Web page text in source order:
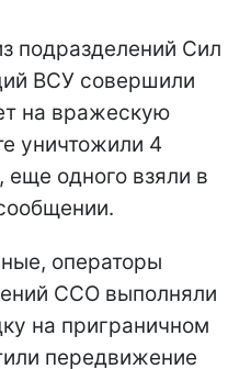
подразделений Сил
ВСУ совершили
на вражескую
уничтожили 4
одного взяли в
операторы
ССО выполняли
на приграничном
передвижение